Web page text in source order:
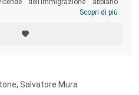
dell’immigrazione abbiano
del nostro Paese, plasmando
attenzione dagli studiosi.
questo processo migratorio si
Scopri di più
Salvatore Mura